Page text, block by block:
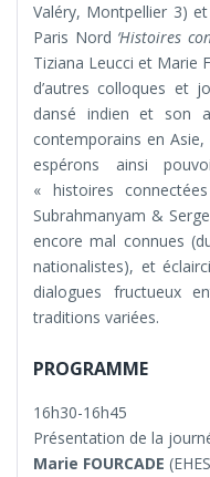
Valéry, Montpellier 3)
Paris Nord ‘Histoires
Tiziana Leucci et Marie
d’autres colloques et
dansé indien et son
contemporains en
espérons ainsi
« histoires
Subrahmanyam &
encore mal connues
nationalistes), et
dialogues fructueux
traditions variées.
PROGRAMME
16h30-16h45
Présentation de la
Marie FOURCADE